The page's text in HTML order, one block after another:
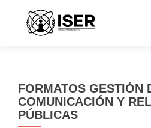
FORMATOS GESTIÓN
COMUNICACIÓN Y
PÚBLICAS